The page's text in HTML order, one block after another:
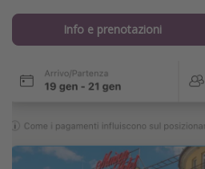
Info e prenotazioni